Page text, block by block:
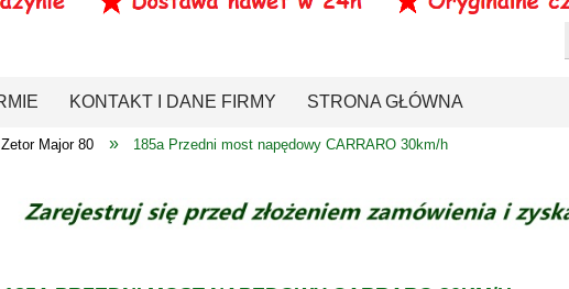
KONTAKT I DANE FIRMY STRONA GŁÓWNA
Zetor Major 80 » 185a Przedni most napędowy CARRARO 30km/h